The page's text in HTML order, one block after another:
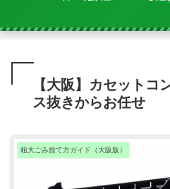
【大阪】カセットコ
ス抜きからお任せ
粗大ごみ捨て方ガイド（大阪版）